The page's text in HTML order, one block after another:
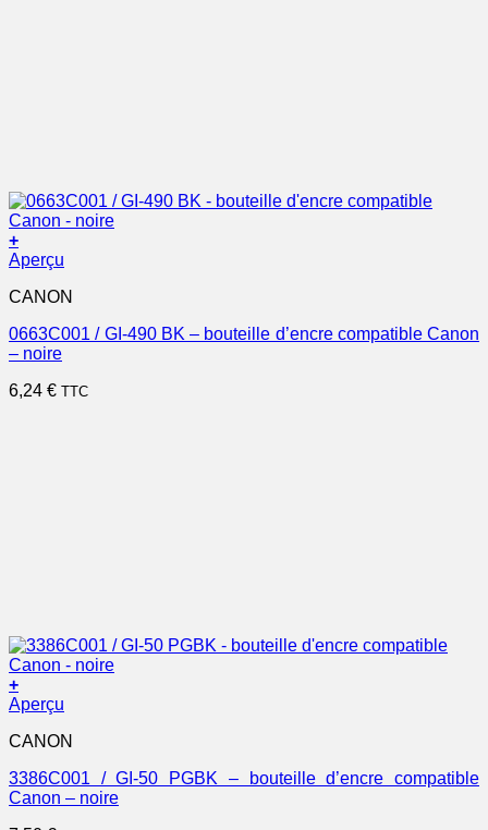
+
Aperçu
CANON
0663C001 / GI-490 BK – bouteille d’encre compatible Canon
– noire
6,24 € TTC
+
Aperçu
CANON
3386C001 / GI-50 PGBK – bouteille d’encre compatible
Canon – noire